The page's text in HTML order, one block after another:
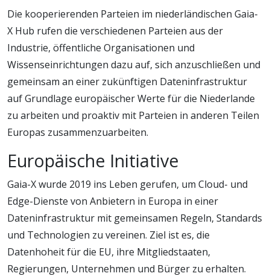
Die kooperierenden Parteien im niederländischen Gaia-
X Hub rufen die verschiedenen Parteien aus der
Industrie, öffentliche Organisationen und
Wissenseinrichtungen dazu auf, sich anzuschließen und
gemeinsam an einer zukünftigen Dateninfrastruktur
auf Grundlage europäischer Werte für die Niederlande
zu arbeiten und proaktiv mit Parteien in anderen Teilen
Europas zusammenzuarbeiten.
Europäische Initiative
Gaia-X wurde 2019 ins Leben gerufen, um Cloud- und
Edge-Dienste von Anbietern in Europa in einer
Dateninfrastruktur mit gemeinsamen Regeln, Standards
und Technologien zu vereinen. Ziel ist es, die
Datenhoheit für die EU, ihre Mitgliedstaaten,
Regierungen, Unternehmen und Bürger zu erhalten.